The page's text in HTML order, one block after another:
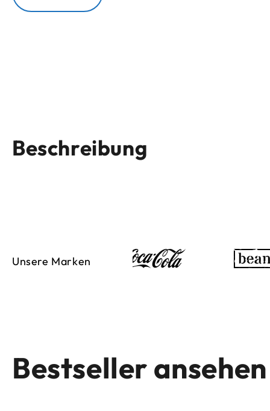
Beschreibung
Unsere Marken
Bestseller ansehen